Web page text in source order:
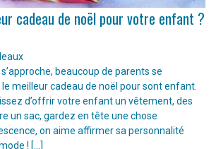
cadeau de noël pour votre enfant ?
beaucoup de parents se
meilleur cadeau de noël pour sont enfant.
d’offrir votre enfant un vêtement, des
un sac, gardez en tête une chose
on aime affirmer sa personnalité
! […]